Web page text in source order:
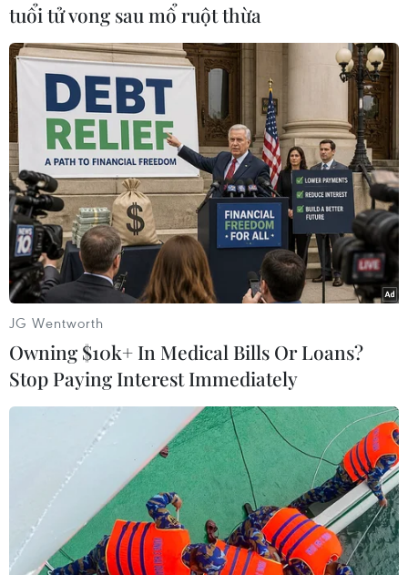
#Đài Loan #Dao nấu bếp
#Ga tàu điện ngầm
#Cuồng sát
#Tấn công bằng dao
#Thất nghiệp
#Đài Bắc
Đài Loan
Theo dõi VietnamPlus
TIN LIÊN QUAN
tuổi tử vong sau mổ ruột thừa
JG Wentworth
Owning $10k+ In Medical Bills Or Loans?
Stop Paying Interest Immediately